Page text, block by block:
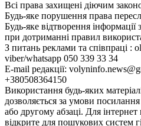
Всі права захищені діючим
Будь-яке порушення права
Будь-яке відтворення
при дотриманні правил
З питань реклами та співпраці :
viber/whatsapp 050 339 33 34
E-mail редакції:
+380508364150
Використання будь-яких
дозволяється за умови
або другому абзаці. Для
відкрите для пошукових систем